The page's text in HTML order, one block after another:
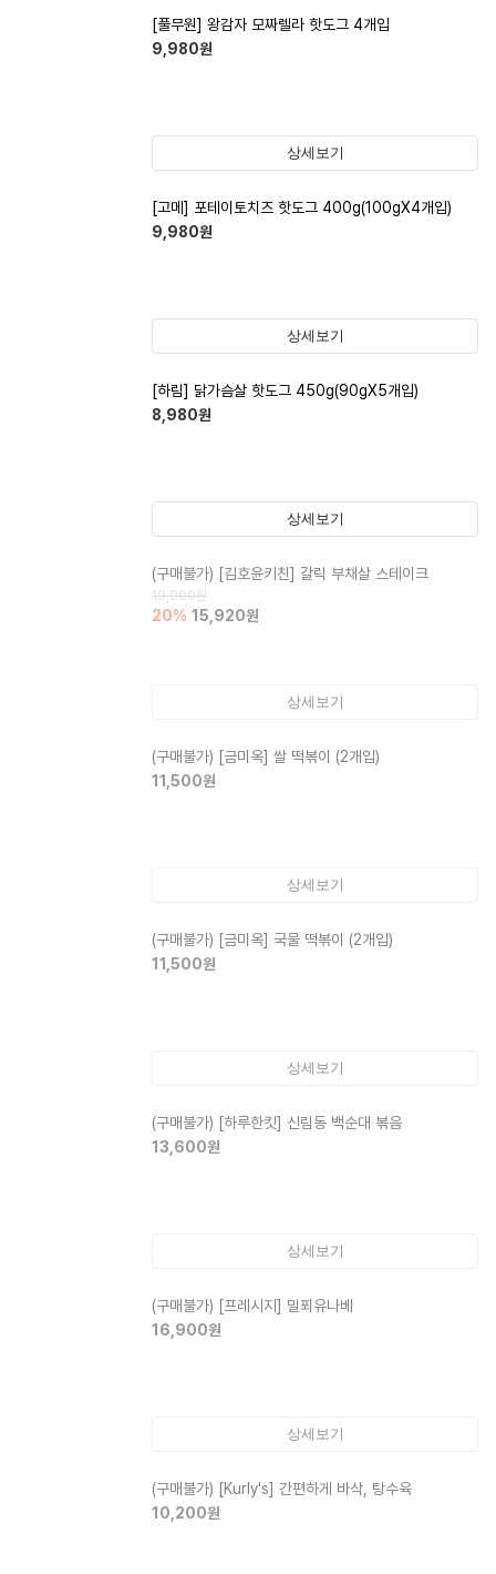
[풀무원] 왕감자 모짜렐라 핫도그 4개입
9,980원
상세보기
[고메] 포테이토치즈 핫도그 400g(100gX4개입)
9,980원
상세보기
[하림] 닭가슴살 핫도그 450g(90gX5개입)
8,980원
상세보기
(구매불가) [김호윤키친] 갈릭 부채살 스테이크
19,900원
20% 15,920원
상세보기
(구매불가) [금미옥] 쌀 떡볶이 (2개입)
11,500원
상세보기
(구매불가) [금미옥] 국물 떡볶이 (2개입)
11,500원
상세보기
(구매불가) [하루한킷] 신림동 백순대 볶음
13,600원
상세보기
(구매불가) [프레시지] 밀푀유나베
16,900원
상세보기
(구매불가) [Kurly's] 간편하게 바삭, 탕수육
10,200원